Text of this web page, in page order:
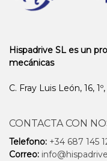
Hispadrive SL es un
mecánicas
C. Fray Luis León, 16,
CONTACTA CON
Telefono: +34 687 145
Correo: